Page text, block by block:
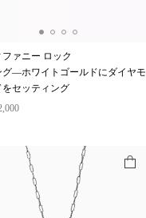
ファニー ロック
グ—ホワイトゴールドにダイヤモ
をセッティング